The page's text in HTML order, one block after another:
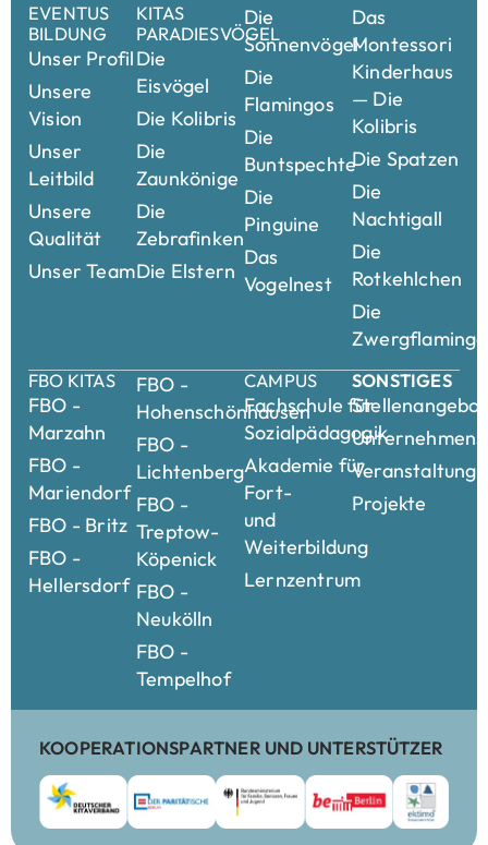
EVENTUS
BILDUNG
Unser Profil
Unsere
Vision
Unser
Leitbild
Unsere
Qualität
Unser Team
KITAS
PARADIESVÖGEL
Die
Eisvögel
Die Kolibris
Die
Zaunkönige
Die
Zebrafinken
Die Elstern
Die
Sonnenvögel
Die
Flamingos
Die
Buntspechte
Die
Pinguine
Das
Vogelnest
Das
Montessori
Kinderhaus
— Die
Kolibris
Die Spatzen
Die
Nachtigall
Die
Rotkehlchen
Die
FBO KITAS
FBO -
Marzahn
FBO -
Mariendorf
FBO - Britz
FBO -
Hellersdorf
FBO -
Hohenschönhausen
FBO -
Lichtenberg
FBO -
Treptow-
Köpenick
FBO -
Neukölln
FBO -
Tempelhof
CAMPUS
Fachschule für
Sozialpädagogik
Akademie für
Fort-
und
Weiterbildung
Lernzentrum
SONSTIGES
Projekte
KOOPERATIONSPARTNER UND UNTERSTÜTZER